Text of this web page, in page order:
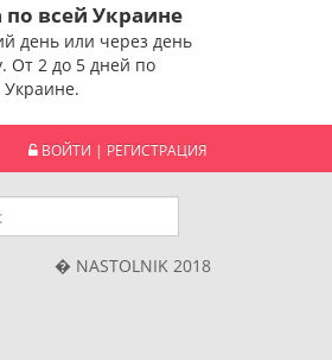
по всей Украине
день или через день
От 2 до 5 дней по
Украине.
ВОЙТИ | РЕГИСТРАЦИЯ
� NASTOLNIK 2018